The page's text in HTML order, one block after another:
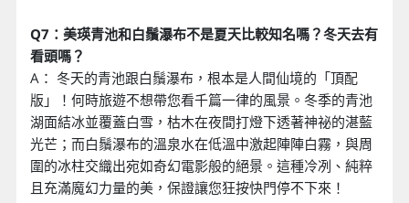
Q7：美瑛青池和白鬚瀑布不是夏天比較知名嗎？冬天去有
看頭嗎？
A： 冬天的青池跟白鬚瀑布，根本是人間仙境的「頂配
版」！何時旅遊不想帶您看千篇一律的風景。冬季的青池
湖面結冰並覆蓋白雪，枯木在夜間打燈下透著神祕的湛藍
光芒；而白鬚瀑布的溫泉水在低溫中激起陣陣白霧，與周
圍的冰柱交織出宛如奇幻電影般的絕景。這種冷冽、純粹
且充滿魔幻力量的美，保證讓您狂按快門停不下來！